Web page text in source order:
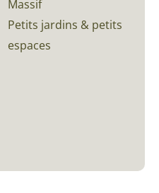
Massif
Petits jardins & petits
espaces